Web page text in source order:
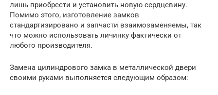
лишь приобрести и установить новую сердцевину.
Помимо этого, изготовление замков
стандартизировано и запчасти взаимозаменяемы, так
что можно использовать личинку фактически от
любого производителя.
Замена цилиндрового замка в металлической двери
своими руками выполняется следующим образом: